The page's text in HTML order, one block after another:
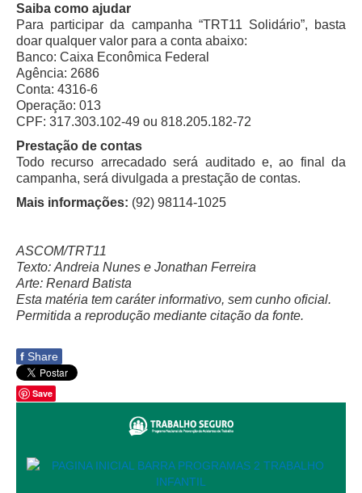
Governança
Governança de TI
Gestão Estratégica
Governança das Contratações Obras
Rede de Governança Colaborativa
Gestão de Riscos
Laboratório de Inovação
Assessoria de Governança de Gestão de Pessoas
Biblioteca
Centro de Memória
Educação a distância
Escola Judicial
Coordenadoria de Saúde
Saiba como ajudar
Para participar da campanha “TRT11 Solidário”, basta
doar qualquer valor para a conta abaixo:
Banco: Caixa Econômica Federal
Agência: 2686
Conta: 4316-6
Operação: 013
CPF: 317.303.102-49 ou 818.205.182-72
Prestação de contas
Todo recurso arrecadado será auditado e, ao final da
campanha, será divulgada a prestação de contas.
Mais informações: (92) 98114-1025
ASCOM/TRT11
Texto: Andreia Nunes e Jonathan Ferreira
Arte: Renard Batista
Esta matéria tem caráter informativo, sem cunho oficial.
Permitida a reprodução mediante citação da fonte.
f Share
Save